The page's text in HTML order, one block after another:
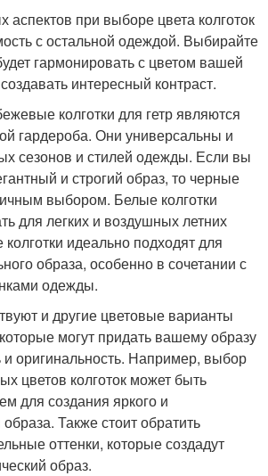
при выборе цвета колготок
с остальной одеждой. Выбирайте
гармонировать с цветом вашей
интересный контраст.
колготки для гетр являются
гардероба. Они универсальны и
сезонов и стилей одежды. Если вы
и строгий образ, то черные
выбором. Белые колготки
для легких и воздушных летних
идеально подходят для
образа, особенно в сочетании с
одежды.
и другие цветовые варианты
которые могут придать вашему образу
и оригинальность. Например, выбор
цветов колготок может быть
для создания яркого и
Также стоит обратить
оттенки, которые создадут
образ.